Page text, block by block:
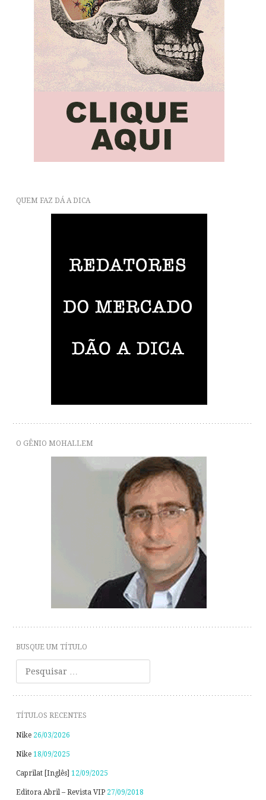
QUEM FAZ DÁ A DICA
O GÊNIO MOHALLEM
BUSQUE UM TÍTULO
Pesquisar
TÍTULOS RECENTES
Nike 26/03/2026
Nike 18/09/2025
Caprilat [Inglês] 12/09/2025
Editora Abril – Revista VIP 27/09/2018